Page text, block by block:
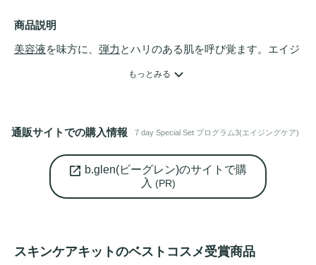
商品説明
美容液を味方に、 弾力 とハリのある肌を呼び覚ます。エイジ
・クレイウォッシュ (25g)
・QuSomeローション (12mL)
・Cセラム (5mL)
・QuSomeレチノA (5g)
もっとみる
通販サイトでの購入情報 7 day Special Set プログラム3(エイジングケア)
b.glen(ビーグレン)のサイトで購
入 (PR)
スキンケアキットのベストコスメ受賞商品